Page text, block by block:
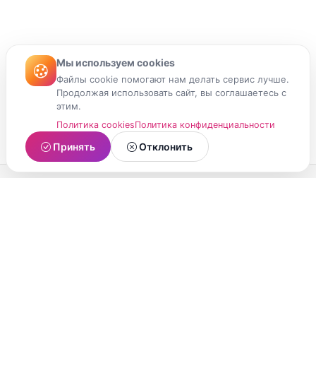
Мы используем cookies
Файлы cookie помогают нам делать сервис лучше.
Продолжая использовать сайт, вы соглашаетесь с
этим.
Политика cookiesПолитика конфиденциальности
Принять Отклонить